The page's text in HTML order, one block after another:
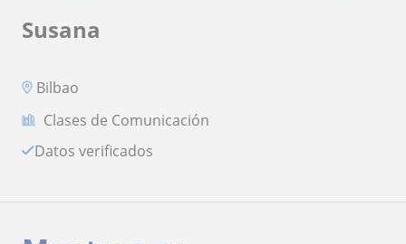
Susana
Bilbao
Clases de Comunicación
Datos verificados